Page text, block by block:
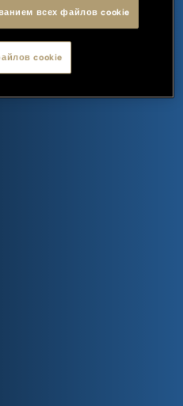
всех файлов cookie
cookie